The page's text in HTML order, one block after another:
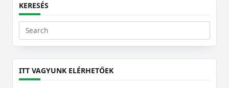
KERESÉS
Search
for:
ITT VAGYUNK ELÉRHETŐEK